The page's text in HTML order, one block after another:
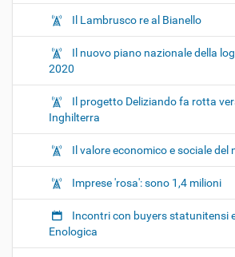
Il Lambrusco re al Bianello
Il nuovo piano nazionale della
2020
Il progetto Deliziando fa rotta
Inghilterra
Il valore economico e sociale del
Imprese 'rosa': sono 1,4 milioni
Incontri con buyers statunitensi
Enologica